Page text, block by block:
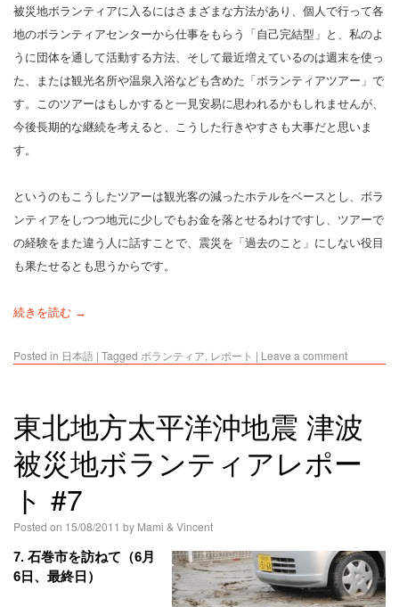
被災地ボランティアに入るにはさまざまな方法があり、個人で行って各
地のボランティアセンターから仕事をもらう「自己完結型」と、私のよ
うに団体を通して活動する方法、そして最近増えているのは週末を使っ
た、または観光名所や温泉入浴なども含めた「ボランティアツアー」で
す。このツアーはもしかすると一見安易に思われるかもしれませんが、
今後長期的な継続を考えると、こうした行きやすさも大事だと思いま
す。
というのもこうしたツアーは観光客の減ったホテルをベースとし、ボラ
ンティアをしつつ地元に少しでもお金を落とせるわけですし、ツアーで
の経験をまた違う人に話すことで、震災を「過去のこと」にしない役目
も果たせるとも思うからです。
続きを読む →
Posted in 日本語 | Tagged ボランティア, レポート | Leave a comment
東北地方太平洋沖地震 津波
被災地ボランティアレポー
ト #7
Posted on 15/08/2011 by Mami & Vincent
7. 石巻市を訪ねて（6月
6日、最終日）